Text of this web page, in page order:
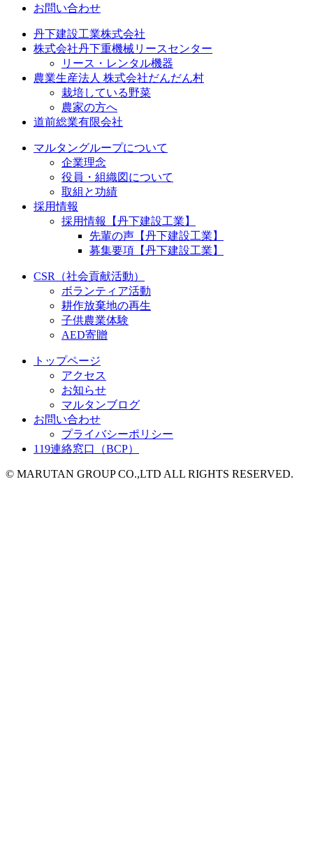
お問い合わせ
丹下建設工業株式会社
株式会社丹下重機械リースセンター
リース・レンタル機器
農業生産法人 株式会社だんだん村
栽培している野菜
農家の方へ
道前総業有限会社
マルタングループについて
企業理念
役員・組織図について
取組と功績
採用情報
採用情報【丹下建設工業】
先輩の声【丹下建設工業】
募集要項【丹下建設工業】
CSR（社会貢献活動）
ボランティア活動
耕作放棄地の再生
子供農業体験
AED寄贈
トップページ
アクセス
お知らせ
マルタンブログ
お問い合わせ
プライバシーポリシー
119連絡窓口（BCP）
© MARUTAN GROUP CO.,LTD ALL RIGHTS RESERVED.